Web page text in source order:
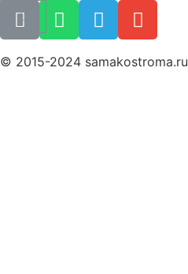
© 2015-2024 samakostroma.ru